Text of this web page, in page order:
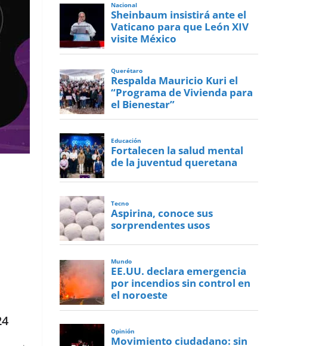
Nacional
Sheinbaum insistirá ante el
Vaticano para que León XIV
visite México
Querétaro
Respalda Mauricio Kuri el
“Programa de Vivienda para
el Bienestar”
Educación
Fortalecen la salud mental
de la juventud queretana
Tecno
Aspirina, conoce sus
sorprendentes usos
Mundo
EE.UU. declara emergencia
por incendios sin control en
el noroeste
Opinión
Movimiento ciudadano: sin